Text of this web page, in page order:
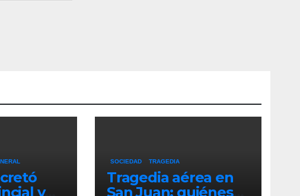
y
SOCIEDAD TRAGEDIA
Tragedia aérea en
San Juan: quiénes